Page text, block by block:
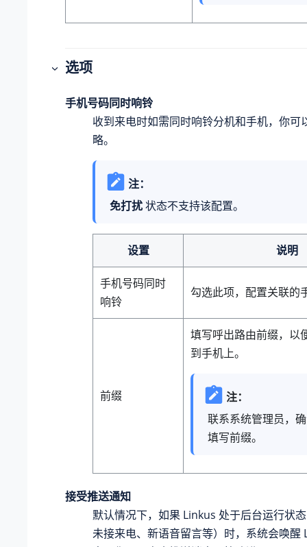
选项
手机号码同时响铃
收到来电时如需同时响铃分机和手机，你可
略。
注：
免打扰状态不支持该配置。
设置 说明
手机号码同时
响铃
勾选此项，配置关联的
前缀
填写呼出路由前缀，以
到手机上。
注：
联系系统管理员，
填写前缀。
接受推送通知
默认情况下，如果 Linkus 处于后台运行状
未接来电、新语音留言等）时，系统会唤醒